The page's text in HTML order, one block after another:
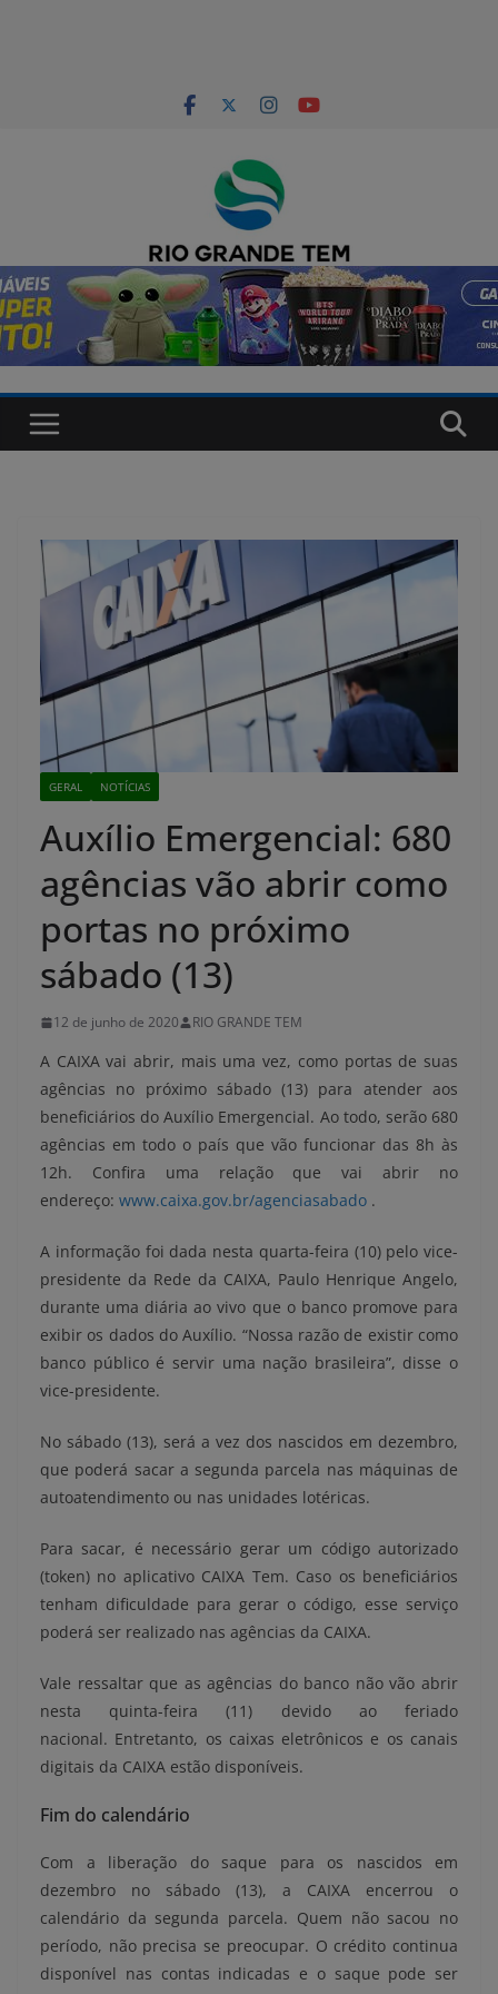
GERAL NOTÍCIAS
Auxílio Emergencial: 680
agências vão abrir como
portas no próximo
sábado (13)
12 de junho de 2020 RIO GRANDE TEM
A CAIXA vai abrir, mais uma vez, como portas de suas
agências no próximo sábado (13) para atender aos
beneficiários do Auxílio Emergencial. Ao todo, serão 680
agências em todo o país que vão funcionar das 8h às
12h. Confira uma relação que vai abrir no
endereço: www.caixa.gov.br/agenciasabado .
A informação foi dada nesta quarta-feira (10) pelo vice-
presidente da Rede da CAIXA, Paulo Henrique Angelo,
durante uma diária ao vivo que o banco promove para
exibir os dados do Auxílio. “Nossa razão de existir como
banco público é servir uma nação brasileira”, disse o
vice-presidente.
No sábado (13), será a vez dos nascidos em dezembro,
que poderá sacar a segunda parcela nas máquinas de
autoatendimento ou nas unidades lotéricas.
Para sacar, é necessário gerar um código autorizado
(token) no aplicativo CAIXA Tem. Caso os beneficiários
tenham dificuldade para gerar o código, esse serviço
poderá ser realizado nas agências da CAIXA.
Vale ressaltar que as agências do banco não vão abrir
nesta quinta-feira (11) devido ao feriado
nacional. Entretanto, os caixas eletrônicos e os canais
digitais da CAIXA estão disponíveis.
Fim do calendário
Com a liberação do saque para os nascidos em
dezembro no sábado (13), a CAIXA encerrou o
calendário da segunda parcela. Quem não sacou no
período, não precisa se preocupar. O crédito continua
disponível nas contas indicadas e o saque pode ser